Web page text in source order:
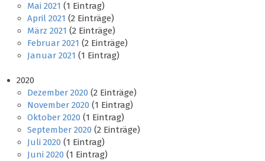
Mai 2021 (1 Eintrag)
April 2021 (2 Einträge)
März 2021 (2 Einträge)
Februar 2021 (2 Einträge)
Januar 2021 (1 Eintrag)
2020
Dezember 2020 (2 Einträge)
November 2020 (1 Eintrag)
Oktober 2020 (1 Eintrag)
September 2020 (2 Einträge)
Juli 2020 (1 Eintrag)
Juni 2020 (1 Eintrag)